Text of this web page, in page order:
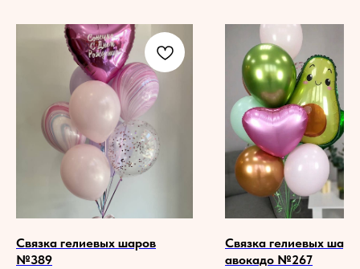
Связка гелиевых шаров
№389
Связка гелиевых
авокадо №267